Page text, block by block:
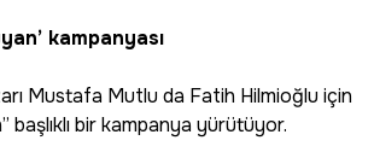
kampanyası
Mustafa Mutlu da Fatih Hilmioğlu için
başlıklı bir kampanya yürütüyor.